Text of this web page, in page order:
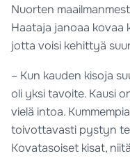
Nuorten
Haataja janoaa kovaa
jotta voisi kehittyä
– Kun kauden kisoja
oli yksi tavoite. Kausi
vielä intoa.
toivottavasti pystyn
Kovatasoiset kisat,